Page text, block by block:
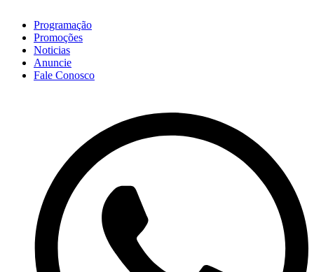
Programação
Promoções
Noticias
Anuncie
Fale Conosco